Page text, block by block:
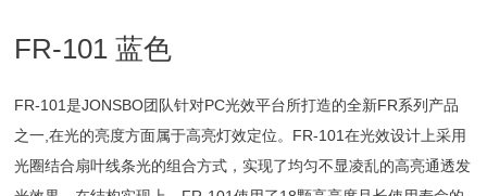
FR-101 蓝色
FR-101是JONSBO团队针对PC光效平台所打造的全新FR系列产品
之一,在光的亮度方面属于高亮灯效定位。FR-101在光效设计上采用
光圈结合扇叶线条光的组合方式，实现了均匀不显凌乱的高亮通透发